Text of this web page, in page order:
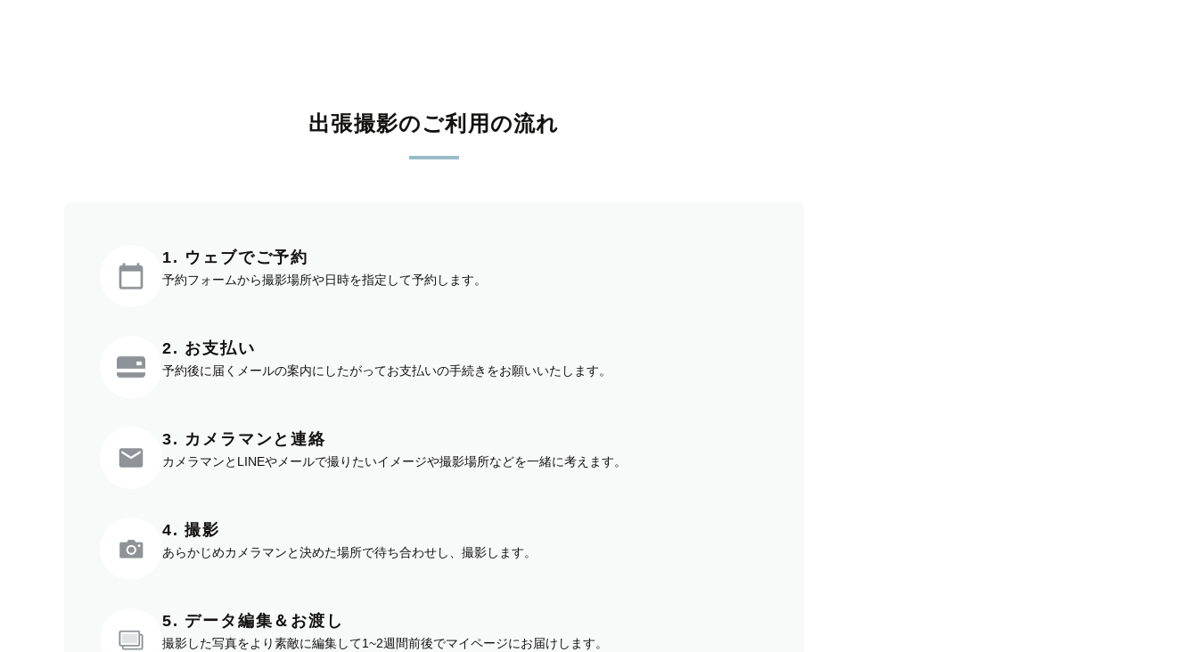
出張撮影のご利用の流れ
1. ウェブでご予約
予約フォームから撮影場所や日時を指定して予約します。
2. お支払い
予約後に届くメールの案内にしたがってお支払いの手続きをお願いいたします。
3. カメラマンと連絡
カメラマンとLINEやメールで撮りたいイメージや撮影場所などを一緒に考えます。
4. 撮影
あらかじめカメラマンと決めた場所で待ち合わせし、撮影します。
5. データ編集＆お渡し
撮影した写真をより素敵に編集して1~2週間前後でマイページにお届けします。